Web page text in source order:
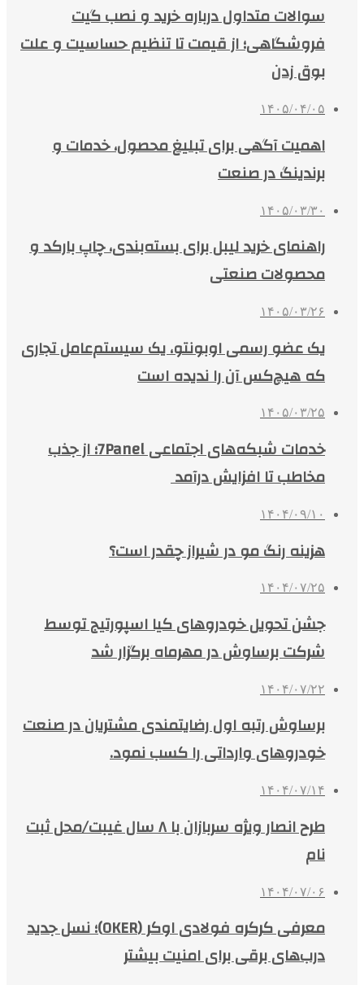
سوالات متداول درباره خرید و نصب گیت
فروشگاهی؛ از قیمت تا تنظیم حساسیت و علت
بوق زدن
۱۴۰۵/۰۴/۰۵
اهمیت آگهی برای تبلیغ محصول، خدمات و
برندینگ در صنعت
۱۴۰۵/۰۳/۳۰
راهنمای خرید لیبل برای بسته‌بندی، چاپ بارکد و
محصولات صنعتی
۱۴۰۵/۰۳/۲۶
یک عضو رسمی اوبونتو، یک سیستم‌عامل تجاری
که هیچ‌کس آن را ندیده است
۱۴۰۵/۰۳/۲۵
خدمات شبکه‌های اجتماعی 7Panel؛ از جذب
مخاطب تا افزایش درآمد
۱۴۰۴/۰۹/۱۰
هزینه رنگ مو در شیراز چقدر است؟
۱۴۰۴/۰۷/۲۵
جشن تحویل خودروهای کیا اسپورتیج توسط
شرکت برساوش در مهرماه برگزار شد
۱۴۰۴/۰۷/۲۲
برساوش رتبه اول رضایتمندی مشتریان در صنعت
خودروهای وارداتی را کسب نمود.
۱۴۰۴/۰۷/۱۴
طرح انصار ویژه سربازان با ۸ سال غیبت/محل ثبت
نام
۱۴۰۴/۰۷/۰۶
معرفی کرکره فولادی اوکر (OKER)؛ نسل جدید
درب‌های برقی برای امنیت بیشتر